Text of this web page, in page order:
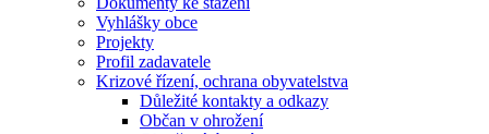
Vyhlášky obce
Projekty
Profil zadavatele
Krizové řízení, ochrana obyvatelstva
Důležité kontakty a odkazy
Občan v ohrožení